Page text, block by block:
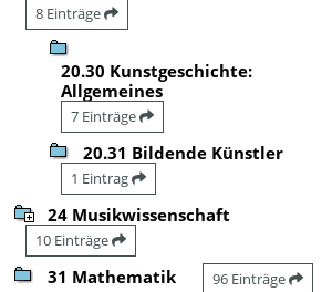
8 Einträge
20.30 Kunstgeschichte:
Allgemeines
7 Einträge
20.31 Bildende Künstler
1 Eintrag
24 Musikwissenschaft
10 Einträge
31 Mathematik 96 Einträge